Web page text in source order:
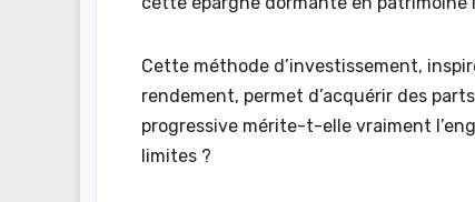
Cette méthode d’investissement,
rendement, permet d’acquérir des
progressive mérite-t-elle vraiment
limites ?